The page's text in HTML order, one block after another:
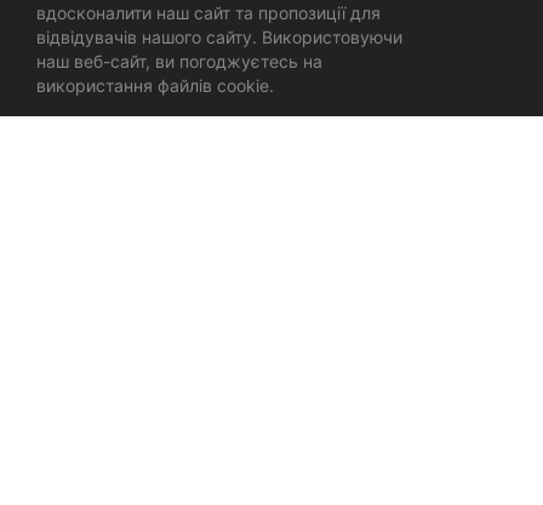
вдосконалити наш сайт та пропозиції для
відвідувачів нашого сайту. Використовуючи
наш веб-сайт, ви погоджуєтесь на
використання файлів cookie.